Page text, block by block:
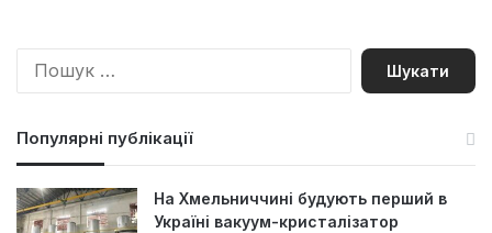
П
Популярні публікації
На Хмельниччині будують перший в
Україні вакуум-кристалізатор